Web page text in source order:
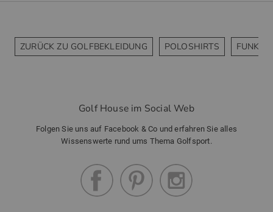
ZURÜCK ZU GOLFBEKLEIDUNG POLOSHIRTS
Golf House im Social Web
Folgen Sie uns auf Facebook & Co und erfahren Sie alles
Wissenswerte rund ums Thema Golfsport.